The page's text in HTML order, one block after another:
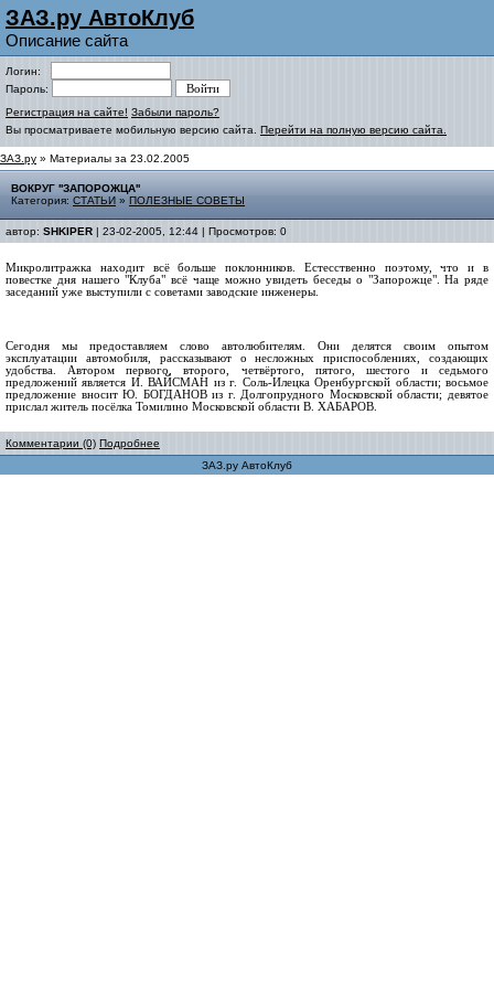
ЗАЗ.ру АвтоКлуб
Описание сайта
Логин:
Пароль:
Регистрация на сайте! Забыли пароль?
Вы просматриваете мобильную версию сайта. Перейти на полную версию сайта.
ЗАЗ.ру » Материалы за 23.02.2005
ВОКРУГ ''ЗАПОРОЖЦА''
Категория: СТАТЬИ » ПОЛЕЗНЫЕ СОВЕТЫ
автор: SHKIPER | 23-02-2005, 12:44 | Просмотров: 0
Микролитражка находит всё больше поклонников. Естесственно поэтому, что и в
повестке дня нашего "Клуба" всё чаще можно увидеть беседы о "Запорожце". На ряде
заседаний уже выступили с советами заводские инженеры.
Сегодня мы предоставляем слово автолюбителям. Они делятся своим опытом
эксплуатации автомобиля, рассказывают о несложных приспособлениях, создающих
удобства. Автором первого, второго, четвёртого, пятого, шестого и седьмого
предложений является И. ВАЙСМАН из г. Соль-Илецка Оренбургской области; восьмое
предложение вносит Ю. БОГДАНОВ из г. Долгопрудного Московской области; девятое
прислал житель посёлка Томилино Московской области В. ХАБАРОВ.
Комментарии (0) Подробнее
ЗАЗ.ру АвтоКлуб